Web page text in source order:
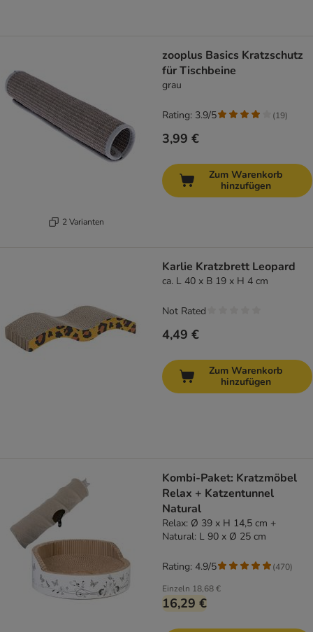
2 Varianten
zooplus Basics Kratzschutz
für Tischbeine
grau
3,99 €
Rating: 3.9/5 (19)
Zum Warenkorb
hinzufügen
Karlie Kratzbrett Leopard
ca. L 40 x B 19 x H 4 cm
4,49 €
Not Rated
Zum Warenkorb
hinzufügen
Kombi-Paket: Kratzmöbel
Relax + Katzentunnel
Natural
Relax: Ø 39 x H 14,5 cm +
Natural: L 90 x Ø 25 cm
Einzeln 18,68 €
16,29 €
Rating: 4.9/5 (470)